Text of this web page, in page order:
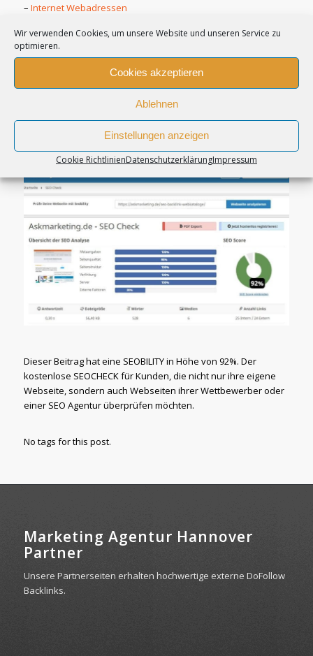
Wir verwenden Cookies, um unsere Website und unseren Service zu
optimieren.
Cookies akzeptieren
Ablehnen
Einstellungen anzeigen
Cookie RichtlinienDatenschutzerklärungImpressum
– Internet Webadressen
–Video Webliste
–Sport Websuche
Es gibt selbstverständlich noch weitere gute und effiziente
sich Links für ein starkes Ranking zu holen.
SEOCHECK dieses Beitrags:
Dieser Beitrag hat eine SEOBILITY in Höhe von 92%. Der
kostenlose SEOCHECK für Kunden, die nicht nur ihre eigene
Webseite, sondern auch Webseiten ihrer Wettbewerber oder
einer SEO Agentur überprüfen möchten.
No tags for this post.
Marketing Agentur Hannover
Partner
Unsere Partnerseiten erhalten hochwertige externe DoFollow
Backlinks.